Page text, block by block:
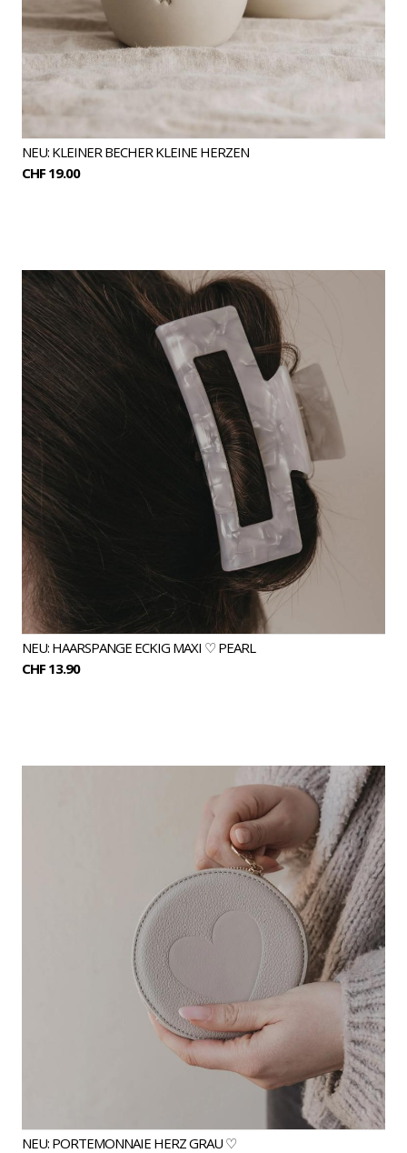
NEU: KLEINER BECHER KLEINE HERZEN
CHF 19.00
NEU: HAARSPANGE ECKIG MAXI ♡ PEARL
CHF 13.90
NEU: PORTEMONNAIE HERZ GRAU ♡